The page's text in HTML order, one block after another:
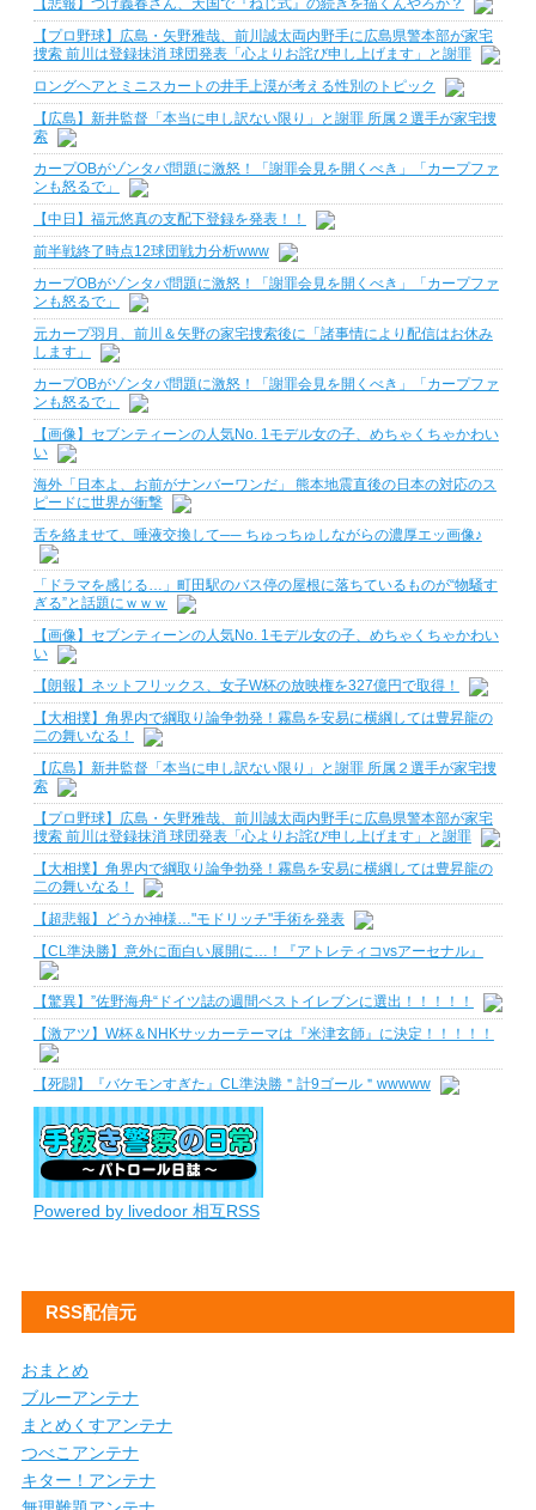
【悲報】つげ義春さん、天国で『ねじ式』の続きを描くんやろか？
【プロ野球】広島・矢野雅哉、前川誠太両内野手に広島県警本部が家宅
捜索 前川は登録抹消 球団発表「心よりお詫び申し上げます」と謝罪
ロングヘアとミニスカートの井手上漠が考える性別のトピック
【広島】新井監督「本当に申し訳ない限り」と謝罪 所属２選手が家宅捜
索
カープOBがゾンタバ問題に激怒！「謝罪会見を開くべき」「カープファ
ンも怒るで」
【中日】福元悠真の支配下登録を発表！！
前半戦終了時点12球団戦力分析www
カープOBがゾンタバ問題に激怒！「謝罪会見を開くべき」「カープファ
ンも怒るで」
元カープ羽月、前川＆矢野の家宅捜索後に「諸事情により配信はお休み
します」
カープOBがゾンタバ問題に激怒！「謝罪会見を開くべき」「カープファ
ンも怒るで」
【画像】セブンティーンの人気No. 1モデル女の子、めちゃくちゃかわい
い
海外「日本よ、お前がナンバーワンだ」 熊本地震直後の日本の対応のス
ピードに世界が衝撃
舌を絡ませて、唾液交換して── ちゅっちゅしながらの濃厚エッ画像♪
「ドラマを感じる…」町田駅のバス停の屋根に落ちているものが“物騒す
ぎる”と話題にｗｗｗ
【画像】セブンティーンの人気No. 1モデル女の子、めちゃくちゃかわい
い
【朗報】ネットフリックス、女子W杯の放映権を327億円で取得！
【大相撲】角界内で綱取り論争勃発！霧島を安易に横綱しては豊昇龍の
二の舞いなる！
【広島】新井監督「本当に申し訳ない限り」と謝罪 所属２選手が家宅捜
索
【プロ野球】広島・矢野雅哉、前川誠太両内野手に広島県警本部が家宅
捜索 前川は登録抹消 球団発表「心よりお詫び申し上げます」と謝罪
【大相撲】角界内で綱取り論争勃発！霧島を安易に横綱しては豊昇龍の
二の舞いなる！
【超悲報】どうか神様…"モドリッチ"手術を発表
【CL準決勝】意外に面白い展開に…！『アトレティコvsアーセナル』
【驚異】”佐野海舟“ドイツ誌の週間ベストイレブンに選出！！！！！
【激アツ】W杯＆NHKサッカーテーマは『米津玄師』に決定！！！！！
【死闘】『バケモンすぎた』CL準決勝＂計9ゴール＂wwwww
Powered by livedoor 相互RSS
RSS配信元
おまとめ
ブルーアンテナ
まとめくすアンテナ
つべこアンテナ
キター！アンテナ